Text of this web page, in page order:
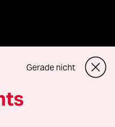
Gerade nicht